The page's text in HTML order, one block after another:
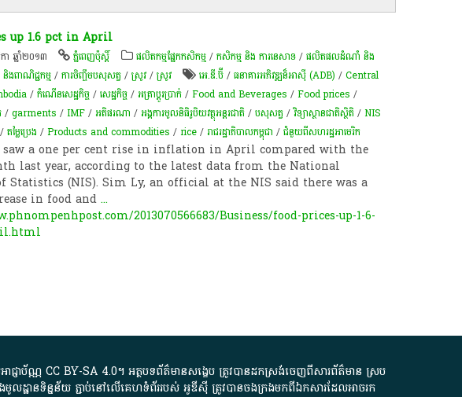
up 1.6 pct in April
កា ឆ្នាំ២០១៣ ភ្នំពេញប៉ុស្តិ៍ ​ផលិតកម្ម​ផ្នែក​កសិកម្ម​/កសិកម្ម​ និង​ ការ​នេ​សាទ​/ផលិតផលដំណាំ និង
និងពាណិជ្ជកម្ម/​ការចិញ្ចឹម​បសុសត្វ​/​ស្រូវ​/​ស្រូវ​ អេ.ឌី.ប៊ី/ធនាគារអភិវឌ្ឍន៏អាស៊ី (ADB) /Central
/កំណើន​សេដ្ឋកិច្ច/សេដ្ឋកិច្ច/អត្រា​ប្តូ​រ​ប្រាក់/Food and Beverages /Food prices /
/garments /IMF/អតិផរណា​ /អង្គការមូលនិធិរូបិយវត្ថុអន្តរជាតិ/បសុសត្វ/វិទ្យាស្ថានជាតិស្ថិតិ/NIS
/តម្លៃ​ប្រេង​ /Products and commodities /rice/រាជរដ្ឋាភិបាលកម្ពុជា /ជំនួយពីសហរដ្ឋអាមេរិក
saw a one per cent rise in inflation in April compared with the
last year, according to the latest data from the National
Statistics (NIS). Sim Ly, an official at the NIS said there was a
in food and...
2013070566683/Business/food-prices-up-1-6-
ជ្ញាប័ណ្ណ​ CC BY-SA 4.0។​ អត្ថបទ​ព័ត៌មាន​សង្ខេប​ ត្រូវ​បាន​ដកស្រង់​ចេញពី​សារព័ត៌មាន ស្រប
លដ្ឋាន​ទិន្នន័យ ​ភ្ជាប់​នៅ​លើ​គេហទំព័រ​របស់​ អូ​ឌី​ស៊ី​ ត្រូវ​បាន​ចងក្រង​មក​ពី​ឯកសារ​ដែល​អាច​រក​